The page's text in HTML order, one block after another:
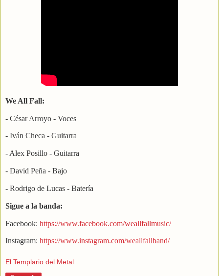
We All Fall:
- César Arroyo - Voces
- Iván Checa - Guitarra
- Alex Posillo - Guitarra
- David Peña - Bajo
- Rodrigo de Lucas - Batería
Sigue a la banda:
Facebook: https://www.facebook.com/weallfallmusic/
Instagram: https://www.instagram.com/weallfallband/
El Templario del Metal